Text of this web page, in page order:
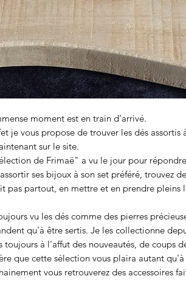
moment est en train d'arrivé.
je vous propose de trouver les dés assortis
sur le site.
de Frimaë" a vu le jour pour
ses bijoux à son set préféré, trouvez
pas partout, en mettre et en prendre pleins
vu les dés comme des pierres
qu'à être sertis. Je les collectionne
toujours à l'affut des nouveautés, de coups
que cette sélection vous plaira autant
vous retrouverez des accessoires